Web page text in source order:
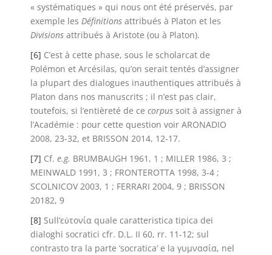
« systématiques » qui nous ont été préservés, par
exemple les Définitions attribués à Platon et les
Divisions attribués à Aristote (ou à Platon).
[6] C’est à cette phase, sous le scholarcat de
Polémon et Arcésilas, qu’on serait tentés d’assigner
la plupart des dialogues inauthentiques attribués à
Platon dans nos manuscrits ; il n’est pas clair,
toutefois, si l’entièreté de ce corpus soit à assigner à
l’Académie : pour cette question voir ARONADIO
2008, 23-32, et BRISSON 2014, 12-17.
[7] Cf. e.g. BRUMBAUGH 1961, 1 ; MILLER 1986, 3 ;
MEINWALD 1991, 3 ; FRONTEROTTA 1998, 3-4 ;
SCOLNICOV 2003, 1 ; FERRARI 2004, 9 ; BRISSON
20182, 9
[8] Sull’εὐτονία quale caratteristica tipica dei
dialoghi socratici cfr. D.L. II 60, rr. 11-12; sul
contrasto tra la parte ‘socratica’ e la γυμνασία, nel